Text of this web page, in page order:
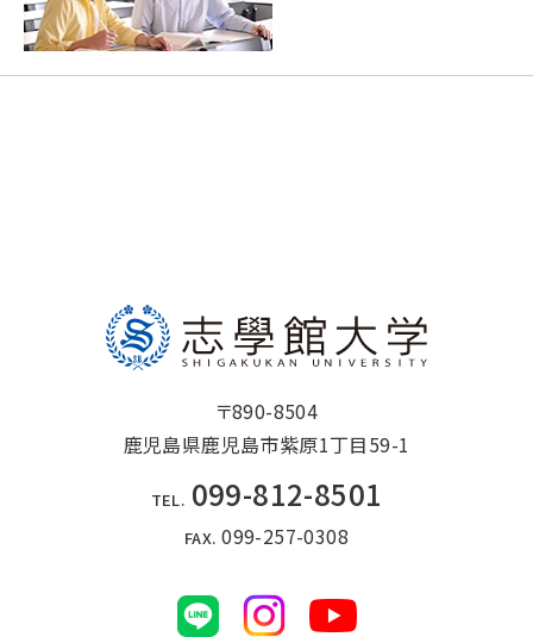
〒890-8504
鹿児島県鹿児島市紫原1丁目59-1
TEL. 099-812-8501
FAX. 099-257-0308